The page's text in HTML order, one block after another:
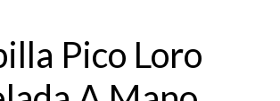
Pico Loro